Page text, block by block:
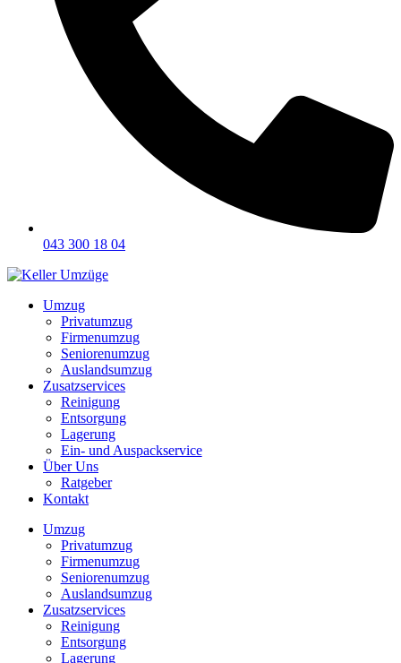
043 300 18 04
Umzug
Privatumzug
Firmenumzug
Seniorenumzug
Auslandsumzug
Zusatzservices
Reinigung
Entsorgung
Lagerung
Ein- und Auspackservice
Über Uns
Ratgeber
Kontakt
Umzug
Privatumzug
Firmenumzug
Seniorenumzug
Auslandsumzug
Zusatzservices
Reinigung
Entsorgung
Lagerung